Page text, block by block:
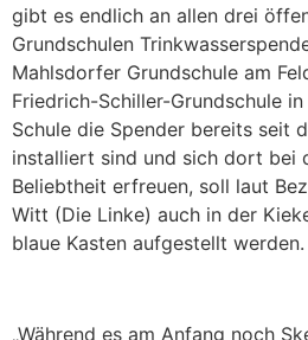
gibt es endlich an allen drei
Grundschulen
Mahlsdorfer Grundschule am
Friedrich-Schiller-Grundschule
Schule die Spender bereits seit
installiert sind und sich dort bei
Beliebtheit erfreuen, soll laut
Witt (Die Linke) auch in der
blaue Kasten aufgestellt werden.
„Während es am Anfang noch